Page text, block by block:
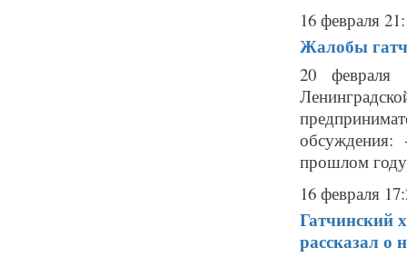
16 февраля
Жалобы
20 февраля
обсуждения:
прошлом
16 февраля
Гатчинский
рассказал о